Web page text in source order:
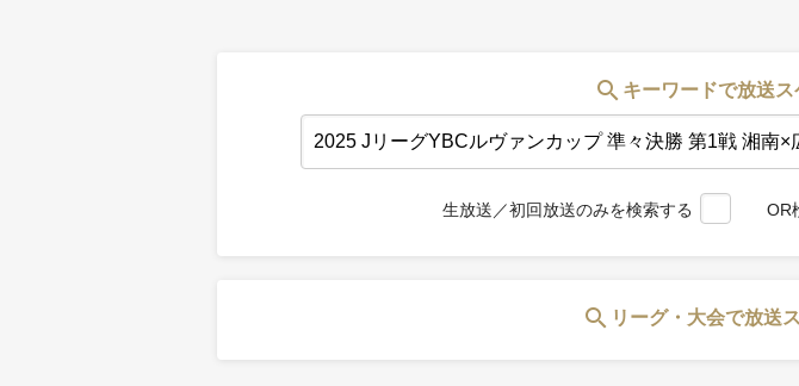
search キーワードで放送
生放送／初回放送のみを検索する OR
search リーグ・大会で放送